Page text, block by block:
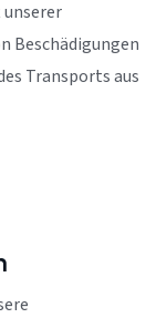
Beschädigungen
Transports aus